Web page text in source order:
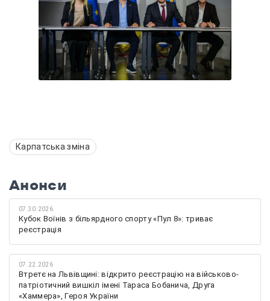
Карпатська зміна
Анонси
07.30.2026
Кубок Воїнів з більярдного спорту «Пул 8»: триває
реєстрація
07.22.2026
Втретє на Львівщині: відкрито реєстрацію на військово-
патріотичний вишкіл імені Тараса Бобанича, Друга
«Хаммера», Героя України